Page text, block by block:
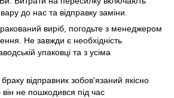
до нас та відправку заміни.
виріб, погодьте з менеджером
Не завжди є необхідність
упаковці та з усіма
відправник зобов'язаний якісно
не пошкодився під час